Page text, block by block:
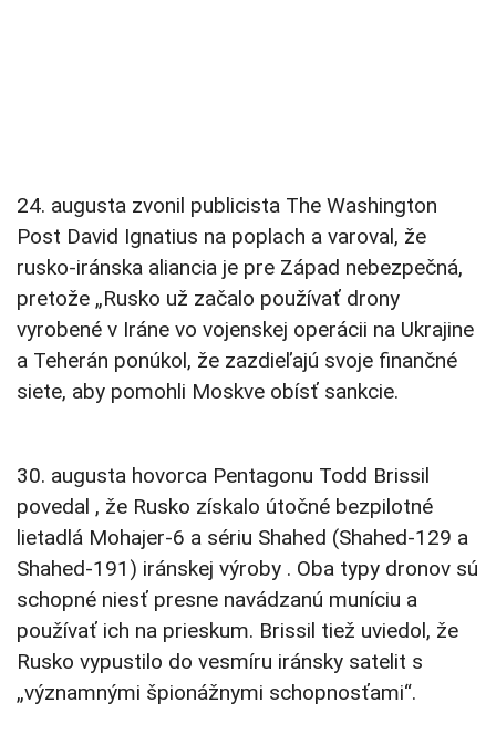
24. augusta zvonil publicista The Washington
Post David Ignatius na poplach a varoval, že
rusko-iránska aliancia je pre Západ nebezpečná,
pretože „Rusko už začalo používať drony
vyrobené v Iráne vo vojenskej operácii na Ukrajine
a Teherán ponúkol, že zazdieľajú svoje finančné
siete, aby pomohli Moskve obísť sankcie.
30. augusta hovorca Pentagonu Todd Brissil
povedal , že Rusko získalo útočné bezpilotné
lietadlá Mohajer-6 a sériu Shahed (Shahed-129 a
Shahed-191) iránskej výroby . Oba typy dronov sú
schopné niesť presne navádzanú muníciu a
používať ich na prieskum. Brissil tiež uviedol, že
Rusko vypustilo do vesmíru iránsky satelit s
„významnými špionážnymi schopnosťami“.